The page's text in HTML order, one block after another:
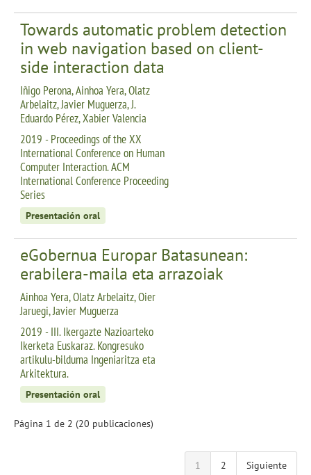
Towards automatic problem detection
in web navigation based on client-
side interaction data
Iñigo Perona, Ainhoa Yera, Olatz
Arbelaitz, Javier Muguerza, J.
Eduardo Pérez, Xabier Valencia
2019 - Proceedings of the XX
International Conference on Human
Computer Interaction. ACM
International Conference Proceeding
Series
Presentación oral
eGobernua Europar Batasunean:
erabilera-maila eta arrazoiak
Ainhoa Yera, Olatz Arbelaitz, Oier
Jaruegi, Javier Muguerza
2019 - III. Ikergazte Nazioarteko
Ikerketa Euskaraz. Kongresuko
artikulu-bilduma Ingeniaritza eta
Arkitektura.
Presentación oral
Página 1 de 2 (20 publicaciones)
1 2 Siguiente